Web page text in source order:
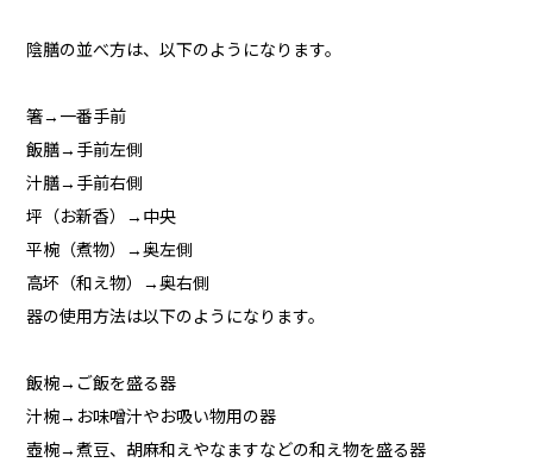
陰膳の並べ方は、以下のようになります。
箸→一番手前
飯膳→手前左側
汁膳→手前右側
坪（お新香）→中央
平椀（煮物）→奥左側
高坏（和え物）→奥右側
器の使用方法は以下のようになります。
飯椀→ご飯を盛る器
汁椀→お味噌汁やお吸い物用の器
壺椀→煮豆、胡麻和えやなますなどの和え物を盛る器